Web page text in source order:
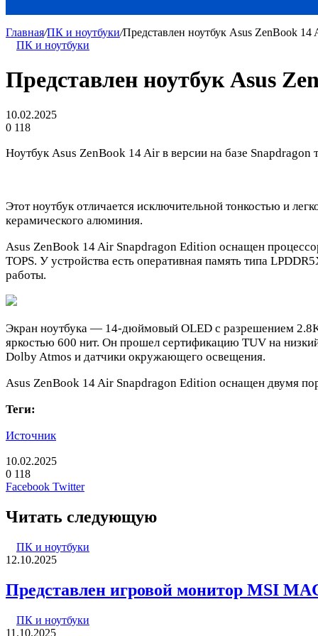
Главная/ПК и ноутбуки/Представлен ноутбук Asus ZenBook 14
ПК и ноутбуки
Представлен ноутбук Asus
10.02.2025
0 118
Ноутбук Asus ZenBook 14 Air в версии на базе Snapdragon
Этот ноутбук отличается исключительной тонкостью и
керамического алюминия.
Asus ZenBook 14 Air Snapdragon Edition оснащен
TOPS. У устройства есть оперативная память типа
работы.
Экран ноутбука — 14-дюймовый OLED с разрешением
яркостью 600 нит. Он прошел сертификацию TUV на
Dolby Atmos и датчики окружающего освещения.
Asus ZenBook 14 Air Snapdragon Edition оснащен двумя
Теги:
Источник
10.02.2025
0 118
Facebook TwitterLinkedIn
Pinterest
Вконтакте
Одноклассники
Skype
WhatsApp
Telegram
Viber
Читать следующую
ПК и ноутбуки
12.10.2025
Представлен игровой монитор MSI
ПК и ноутбуки
11.10.2025